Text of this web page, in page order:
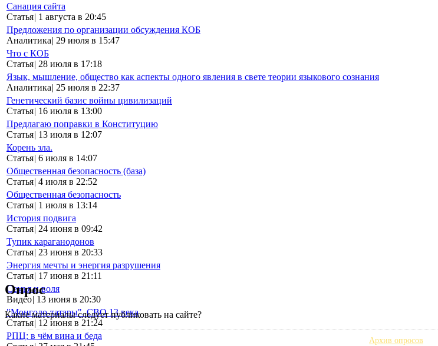
Санация сайта
Статья| 1 августа в 20:45
Предложения по организации обсуждения КОБ
Аналитика| 29 июля в 15:47
Что с КОБ
Статья| 28 июля в 17:18
Язык, мышление, общество как аспекты одного явления в свете теории языкового сознания
Аналитика| 25 июля в 22:37
Генетический базис войны цивилизаций
Статья| 16 июля в 13:00
Предлагаю поправки в Конституцию
Статья| 13 июля в 12:07
Корень зла.
Статья| 6 июля в 14:07
Общественная безопасность (база)
Статья| 4 июля в 22:52
Общественная безопасность
Статья| 1 июля в 13:14
История подвига
Статья| 24 июня в 09:42
Тупик караганодонов
Статья| 23 июня в 20:33
Энергия мечты и энергия разрушения
Статья| 17 июня в 21:11
Семья и воля
Видео| 13 июня в 20:30
"Монголо-татары". СВО 13 века
Статья| 12 июня в 21:24
РПЦ: в чём вина и беда
Опрос
Какие материалы следует публиковать на сайте?
Архив опросов